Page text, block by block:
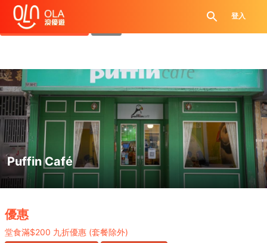
登入
領取每日優惠券
查看`我的優惠記錄`
Puffin Café
優惠
堂食滿$200 九折優惠 (套餐除外)